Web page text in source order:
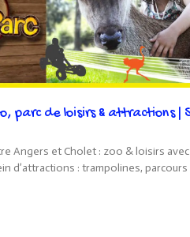
parc de loisirs & attractions |
Angers et Cholet : zoo & loisirs avec
d’attractions : trampolines, parcours